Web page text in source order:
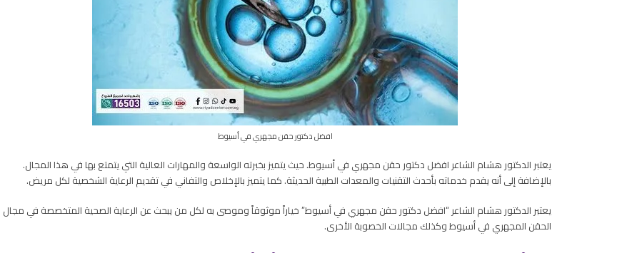
افضل دكتور حقن مجهري في أسيوط
يعتبر الدكتور هشام الشاعر افضل دكتور حقن مجهري في أسيوط. حيث يتميز بخبرته الواسعة والمهارات العالية التي يتمتع بها في هذا المجال.
بالإضافة إلى أنه يقدم خدماته بأحدث التقنيات والمعدات الطبية الحديثة. كما يتميز بالإخلاص والتفاني في تقديم الرعاية الشخصية لكل مريض.
يعتبر الدكتور هشام الشاعر “افضل دكتور حقن مجهري في أسيوط” خياراً موثوقاً وموصى به لكل من يبحث عن الرعاية الصحية المتخصصة في مجال
الحقن المجهري في أسيوط وكذلك مجالات الخصوبة الأخرى.